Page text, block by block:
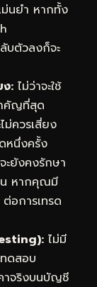
ม่นยำ หากทั้ง
บตัวลงก็จะ
: ไม่ว่าจะใช้
คัญที่สุด
ม่ควรเสี่ยง
หนึ่งครั้ง
ยังคงรักษา
น หากคุณมี
อการเทรด
ไม่มี
ดสอบ
าจริงบนบัญชี